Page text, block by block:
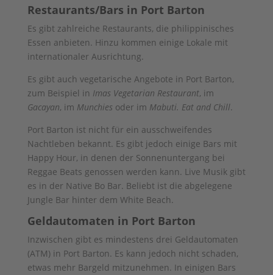
Restaurants/Bars in Port Barton
Es gibt zahlreiche Restaurants, die philippinisches
Essen anbieten. Hinzu kommen einige Lokale mit
internationaler Ausrichtung.
Es gibt auch vegetarische Angebote in Port Barton,
zum Beispiel in Imas Vegetarian Restaurant, im
Gacayan, im Munchies oder im Mabuti. Eat and Chill.
Port Barton ist nicht für ein ausschweifendes
Nachtleben bekannt. Es gibt jedoch einige Bars mit
Happy Hour, in denen der Sonnenuntergang bei
Reggae Beats genossen werden kann. Live Musik gibt
es in der Native Bo Bar. Beliebt ist die abgelegene
Jungle Bar hinter dem White Beach.
Geldautomaten in Port Barton
Inzwischen gibt es mindestens drei Geldautomaten
(ATM) in Port Barton. Es kann jedoch nicht schaden,
etwas mehr Bargeld mitzunehmen. In einigen Bars